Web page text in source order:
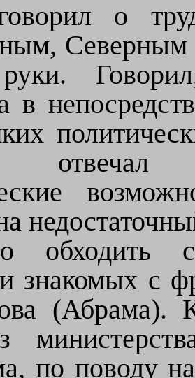
о
Северным
в
отвечал
обходить
знакомых с
(Абрама).
по поводу